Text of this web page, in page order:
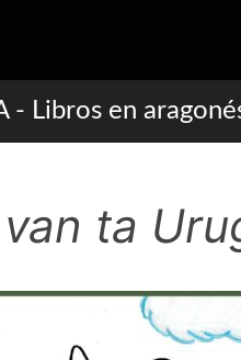
- Libros en
ta